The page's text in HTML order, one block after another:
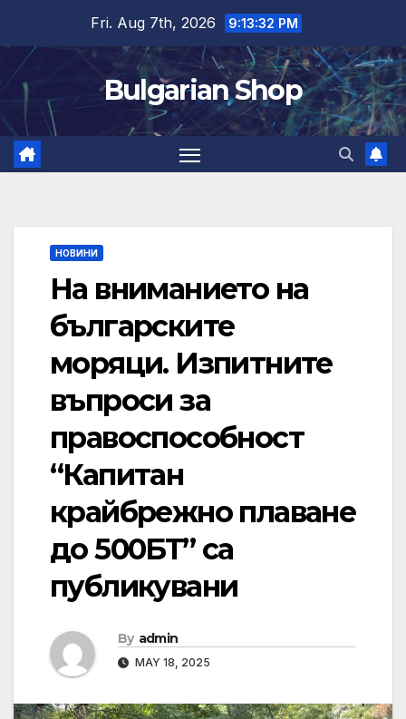
content
Fri. Aug 7th, 2026 9:13:32 PM
Bulgarian Shop
НОВИНИ
На вниманието на
българските
моряци. Изпитните
въпроси за
правоспособност
“Капитан
крайбрежно плаване
до 500БТ” са
публикувани
By admin
MAY 18, 2025